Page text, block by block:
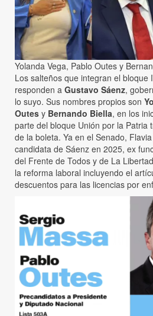
Yolanda Vega, Pablo Outes y
Los salteños que integran el bloque
responden a Gustavo Sáenz,
lo suyo. Sus nombres propios son
Outes y Bernando Biella, en los
parte del bloque Unión por la Patria
de la boleta. Ya en el Senado,
candidata de Sáenz en 2025, ex
del Frente de Todos y de La
la reforma laboral incluyendo el
descuentos para las licencias por